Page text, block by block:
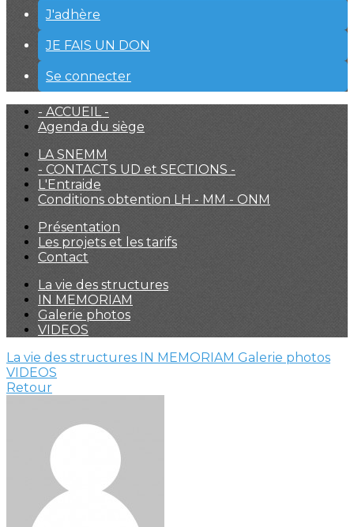
J'adhère
JE FAIS UN DON
Se connecter
- ACCUEIL -
Agenda du siège
LA SNEMM
- CONTACTS UD et SECTIONS -
L'Entraide
Conditions obtention LH - MM - ONM
Présentation
Les projets et les tarifs
Contact
La vie des structures
IN MEMORIAM
Galerie photos
VIDEOS
La vie des structures IN MEMORIAM Galerie photos
VIDEOS
Retour